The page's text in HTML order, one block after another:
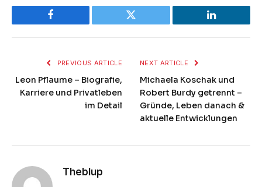
Facebook Twitter LinkedIn
PREVIOUS ARTICLE
Leon Pflaume – Biografie,
Karriere und Privatleben
im Detail
NEXT ARTICLE
Michaela Koschak und
Robert Burdy getrennt –
Gründe, Leben danach &
aktuelle Entwicklungen
Theblup